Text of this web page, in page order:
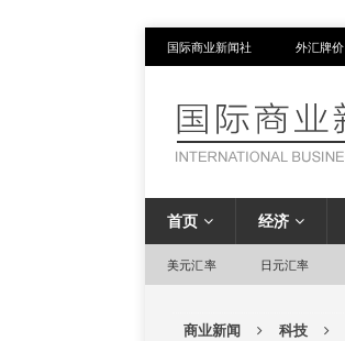
国际商业新闻社 外汇牌价
首页 经济
美元汇率 日元汇率
商业新闻 科技